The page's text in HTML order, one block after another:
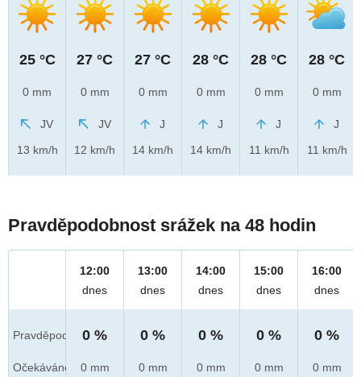
25 °C
0 mm
JV
13 km/h
27 °C
0 mm
JV
12 km/h
27 °C
0 mm
J
14 km/h
28 °C
0 mm
J
14 km/h
28 °C
0 mm
J
11 km/h
28 °C
0 mm
J
11 km/h
Pravděpodobnost srážek na 48 hodin
Pravděpod.
Očekáváno
12:00
dnes
0 %
0 mm
13:00
dnes
0 %
0 mm
14:00
dnes
0 %
0 mm
15:00
dnes
0 %
0 mm
16:00
dnes
0 %
0 mm